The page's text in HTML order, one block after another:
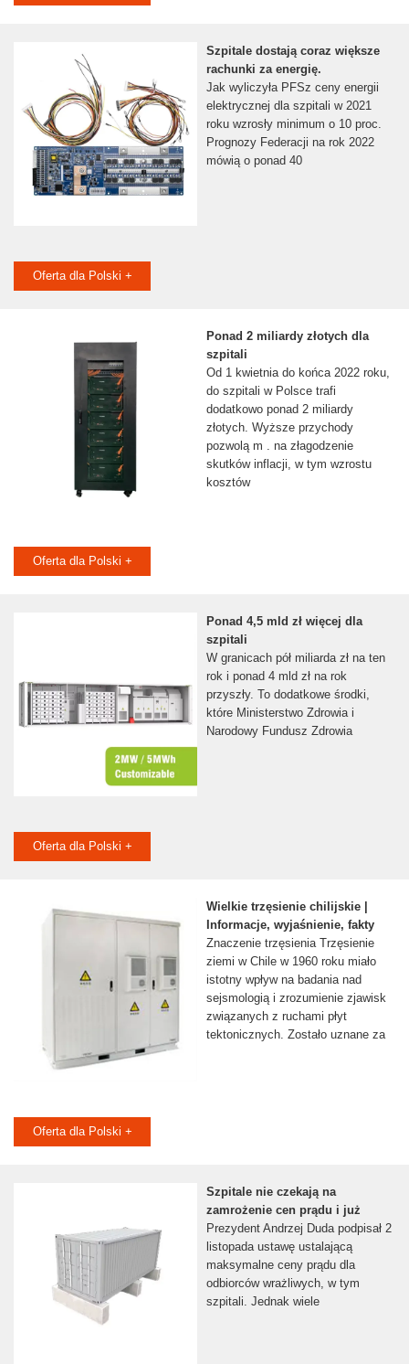
Szpitale dostają coraz większe
rachunki za energię.
Jak wyliczyła PFSz ceny energii
elektrycznej dla szpitali w 2021
roku wzrosły minimum o 10 proc.
Prognozy Federacji na rok 2022
mówią o ponad 40
Oferta dla Polski +
Ponad 2 miliardy złotych dla
szpitali
Od 1 kwietnia do końca 2022 roku,
do szpitali w Polsce trafi
dodatkowo ponad 2 miliardy
złotych. Wyższe przychody
pozwolą m . na złagodzenie
skutków inflacji, w tym wzrostu
kosztów
Oferta dla Polski +
Ponad 4,5 mld zł więcej dla
szpitali
W granicach pół miliarda zł na ten
rok i ponad 4 mld zł na rok
przyszły. To dodatkowe środki,
które Ministerstwo Zdrowia i
Narodowy Fundusz Zdrowia
Oferta dla Polski +
Wielkie trzęsienie chilijskie |
Informacje, wyjaśnienie, fakty
Znaczenie trzęsienia Trzęsienie
ziemi w Chile w 1960 roku miało
istotny wpływ na badania nad
sejsmologią i zrozumienie zjawisk
związanych z ruchami płyt
tektonicznych. Zostało uznane za
Oferta dla Polski +
Szpitale nie czekają na
zamrożenie cen prądu i już
Prezydent Andrzej Duda podpisał 2
listopada ustawę ustalającą
maksymalne ceny prądu dla
odbiorców wrażliwych, w tym
szpitali. Jednak wiele